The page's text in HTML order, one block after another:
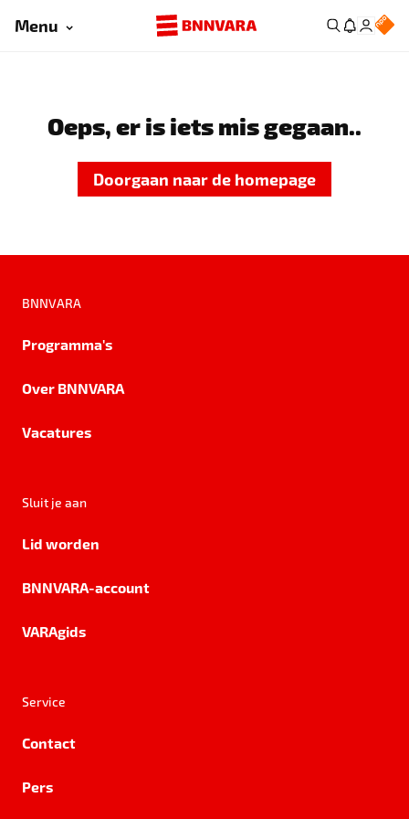
Menu
Oeps, er is iets mis gegaan..
Doorgaan naar de homepage
BNNVARA
Programma's
Over BNNVARA
Vacatures
Sluit je aan
Lid worden
BNNVARA-account
VARAgids
Service
Contact
Pers